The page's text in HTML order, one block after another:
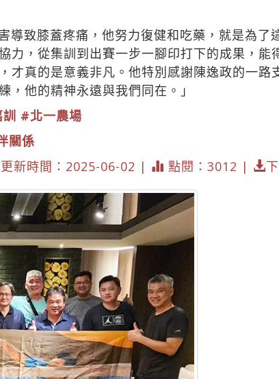
導致膝蓋疼痛，他努力復健和吃藥，就是為了
力，從集訓到出賽一步一腳印打下的成果，能
真的是意義非凡。他特別感謝陳逸政的一路
他的精神永遠與我們同在。」
#北一農場
關係
更新時間：2025-06-02 | 點閱：3012 |